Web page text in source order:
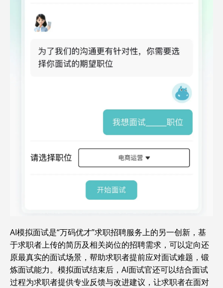
AI模拟面试是“万码优才”求职招聘服务上的另一创新，基
于求职者上传的简历及相关岗位的招聘需求，可以定向还
原最真实的面试场景，帮助求职者提前应对面试难题，锻
炼面试能力。模拟面试结束后，AI面试官还可以结合面试
过程为求职者提供专业反馈与改进建议，让求职者在面对